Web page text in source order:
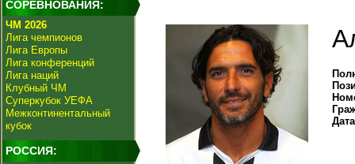
СОРЕВНОВАНИЯ:
ЧМ 2026
Лига чемпионов
Лига Европы
Лига конференций
Лига наций
Клубный ЧМ
Суперкубок УЕФА
Межконтинентальный
кубок
РОССИЯ: